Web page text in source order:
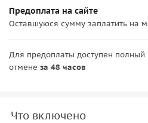
Предоплата на сайте
Оставшуюся сумму заплатить на
Для предоплаты доступен полный
отмене за 48 часов
Что включено